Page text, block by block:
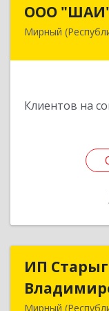
ООО
Мирный
Клиентов на
ИП
Мирный